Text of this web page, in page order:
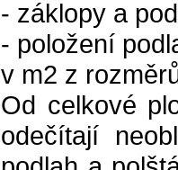
- záklopy a
- položení
v m2 z
Od celkové
odečítají